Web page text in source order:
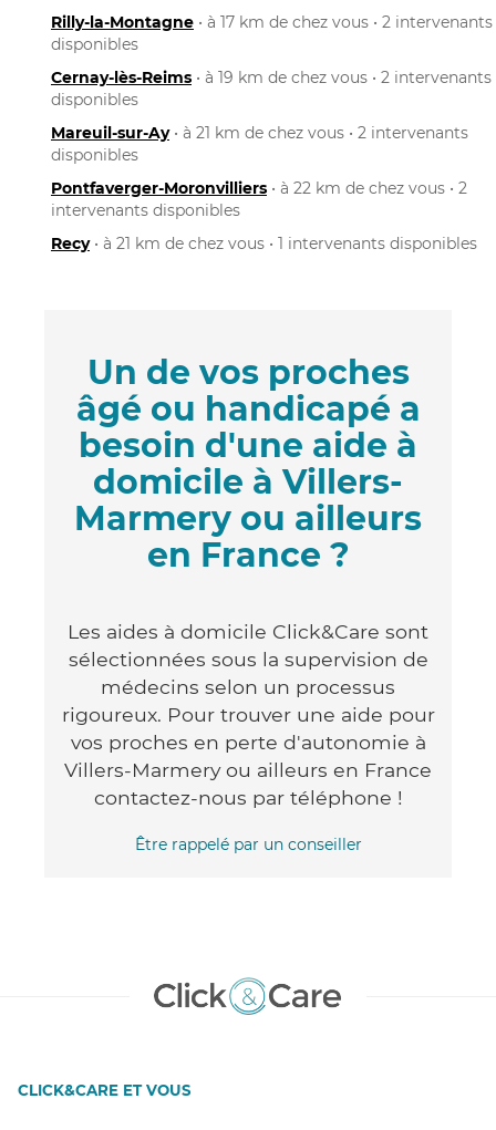
Rilly-la-Montagne • à 17 km de chez vous • 2 intervenants
disponibles
Cernay-lès-Reims • à 19 km de chez vous • 2 intervenants
disponibles
Mareuil-sur-Ay• à 21 km de chez vous • 2 intervenants
disponibles
Pontfaverger-Moronvilliers • à 22 km de chez vous • 2
intervenants disponibles
Recy• à 21 km de chez vous • 1 intervenants disponibles
Un de vos proches
âgé ou handicapé a
besoin d'une aide à
domicile à Villers-
Marmery ou ailleurs
en France ?
Les aides à domicile Click&Care sont
sélectionnées sous la supervision de
médecins selon un processus
rigoureux. Pour trouver une aide pour
vos proches en perte d'autonomie à
Villers-Marmery ou ailleurs en France
contactez-nous par téléphone !
Être rappelé par un conseiller
CLICK&CARE ET VOUS